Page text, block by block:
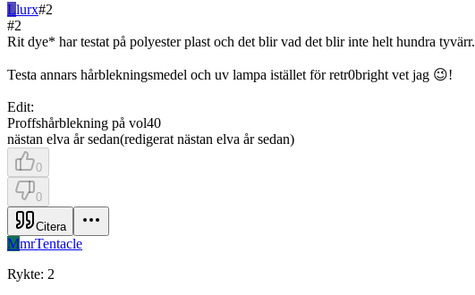
Llurx#2
#2
Rit dye* har testat på polyester plast och det blir vad det blir inte helt hundra tyvärr.
Testa annars hårblekningsmedel och uv lampa istället för retr0bright vet jag 😉!
Edit:
Proffshårblekning på vol40
nästan elva år sedan(redigerat nästan elva år sedan)
0
0
Citera
MmrTentacle
Rykte: 2